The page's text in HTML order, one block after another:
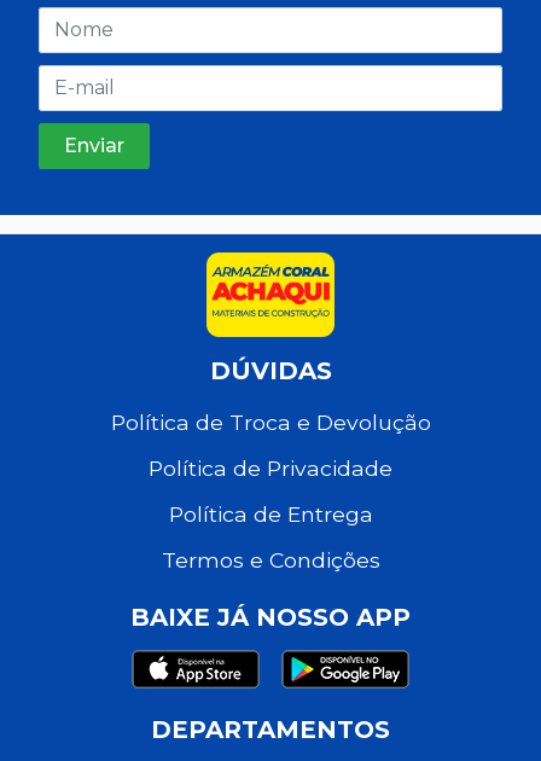
DÚVIDAS
Política de Troca e Devolução
Política de Privacidade
Política de Entrega
Termos e Condições
BAIXE JÁ NOSSO APP
DEPARTAMENTOS